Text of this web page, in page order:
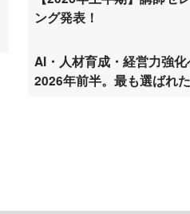
ング発表！
AI・人材育成・経営力強
2026年前半。最も選ばれ